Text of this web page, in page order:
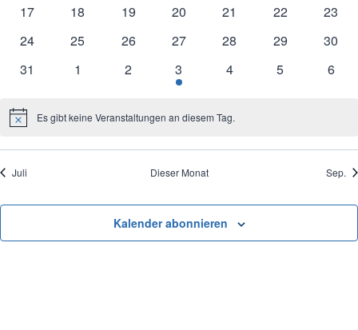
0
17
0
18
0
19
0
20
0
21
0
22
0
23
0
24
0
25
0
26
0
27
0
28
0
29
0
30
0
31
0
1
0
Veranstaltungen
2
1
Veranstaltung
3
0
4
0
5
0
6
Notice Es gibt keine Veranstaltungen an diesem Tag.
Juli Dieser Monat Sep.
Kalender abonnieren